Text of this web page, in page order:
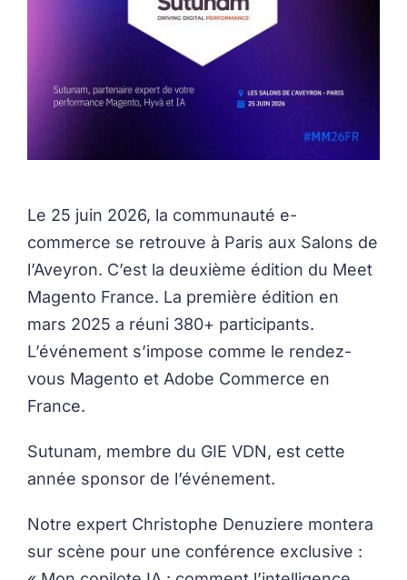
Le 25 juin 2026, la communauté e-
commerce se retrouve à Paris aux Salons de
l’Aveyron. C’est la deuxième édition du Meet
Magento France. La première édition en
mars 2025 a réuni 380+ participants.
L’événement s’impose comme le rendez-
vous Magento et Adobe Commerce en
France.
Sutunam, membre du GIE VDN, est cette
année sponsor de l’événement.
Notre expert Christophe Denuziere montera
sur scène pour une conférence exclusive :